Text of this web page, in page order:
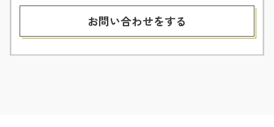
お問い合わせをする